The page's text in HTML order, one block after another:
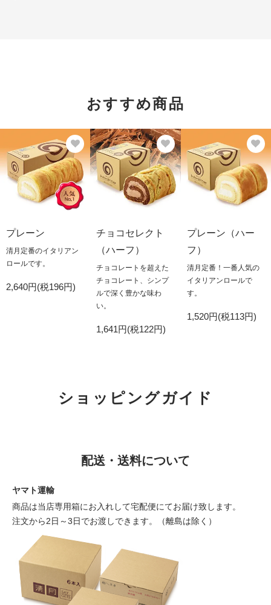
おすすめ商品
プレーン
清月定番のイタリアン
ロールです。
2,640円(税196円)
チョコセレクト
（ハーフ）
チョコレートを超えた
チョコレート、シンプ
ルで深く豊かな味わ
い。
1,641円(税122円)
プレーン（ハー
フ）
清月定番！一番人気の
イタリアンロールで
す。
1,520円(税113円)
ショッピングガイド
配送・送料について
ヤマト運輸
商品は当店専用箱にお入れして宅配便にてお届け致します。
注文から2日～3日でお渡しできます。（離島は除く）